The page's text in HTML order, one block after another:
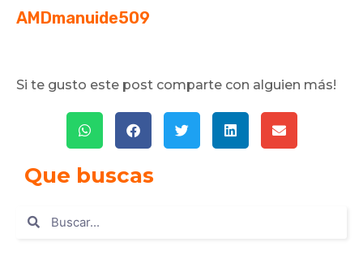
AMDmanuide509
Si te gusto este post comparte con alguien más!
Que buscas